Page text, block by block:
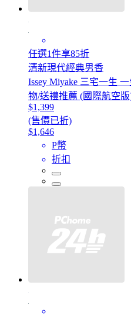
任選1件享85折
清新現代經典男香
Issey Miyake 三宅一生
物/送禮推薦 (國際航空
$1,399
(售價已折)
$1,646
P幣
折扣